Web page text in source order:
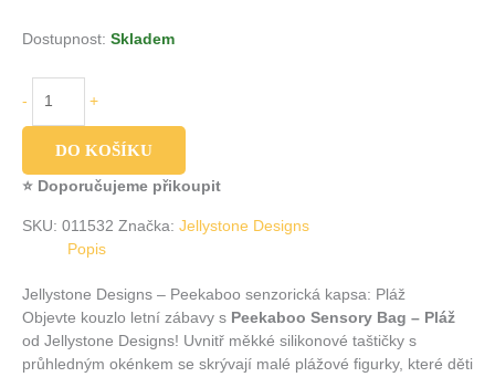
Dostupnost: Skladem
- +
DO KOŠÍKU
⭐ Doporučujeme přikoupit
SKU: 011532 Značka: Jellystone Designs
Popis
Jellystone Designs – Peekaboo senzorická kapsa: Pláž
Objevte kouzlo letní zábavy s Peekaboo Sensory Bag – Pláž
od Jellystone Designs! Uvnitř měkké silikonové taštičky s
průhledným okénkem se skrývají malé plážové figurky, které děti